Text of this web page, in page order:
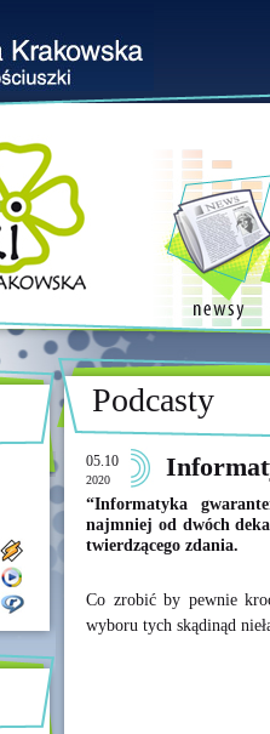
Podcasty
05.10
2020
“Informatyka
najmniej od dwóch
twierdzącego zdania.
Co zrobić by pewnie
wyboru tych skądinąd